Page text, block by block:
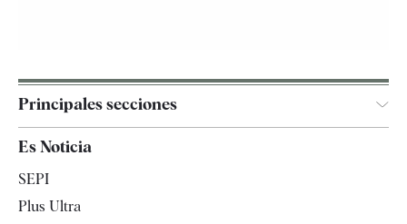
Principales secciones
España
Es Noticia
SEPI
Plus Ultra